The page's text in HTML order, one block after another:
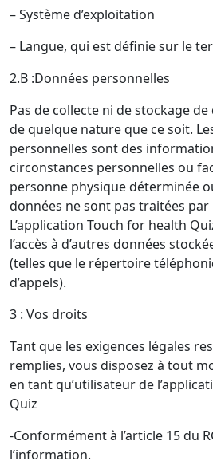
– Système d’exploitation
– Langue, qui est définie sur le
2.B :Données personnelles
Pas de collecte ni de stockage
de quelque nature que ce soit.
personnelles sont des
circonstances personnelles ou
personne physique déterminée
données ne sont pas traitées par
L’application Touch for health
l’accès à d’autres données
(telles que le répertoire
d’appels).
3 : Vos droits
Tant que les exigences légales
remplies, vous disposez à tout
en tant qu’utilisateur de
Quiz
-Conformément à l’article 15 du
l’information.